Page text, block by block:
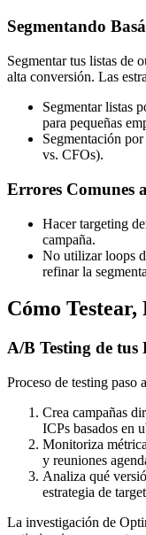
Segmentando
Segmentar tus listas de
alta conversión. Las
Segmentar listas
para pequeñas
Segmentación
vs. CFOs).
Errores Comunes
Hacer targeting
campaña.
No utilizar loops
refinar la
Cómo
A/B Testing de tus
Proceso de testing paso
Crea campañas
ICPs basados en
Monitoriza
y reuniones
Analiza qué
estrategia de
La investigación de